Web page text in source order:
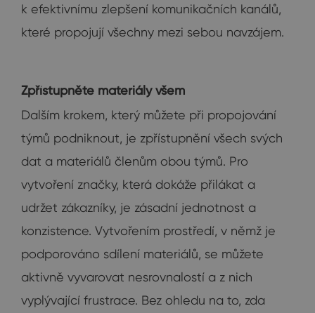
k efektivnímu zlepšení komunikačních kanálů,
které propojují všechny mezi sebou navzájem.
Zpřístupněte materiály všem
Dalším krokem, který můžete při propojování
týmů podniknout, je zpřístupnění všech svých
dat a materiálů členům obou týmů. Pro
vytvoření značky, která dokáže přilákat a
udržet zákazníky, je zásadní jednotnost a
konzistence. Vytvořením prostředí, v němž je
podporováno sdílení materiálů, se můžete
aktivně vyvarovat nesrovnalostí a z nich
vyplývající frustrace. Bez ohledu na to, zda